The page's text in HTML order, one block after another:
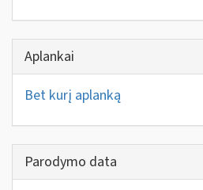
Aplankai
Bet kurį aplanką
Parodymo data